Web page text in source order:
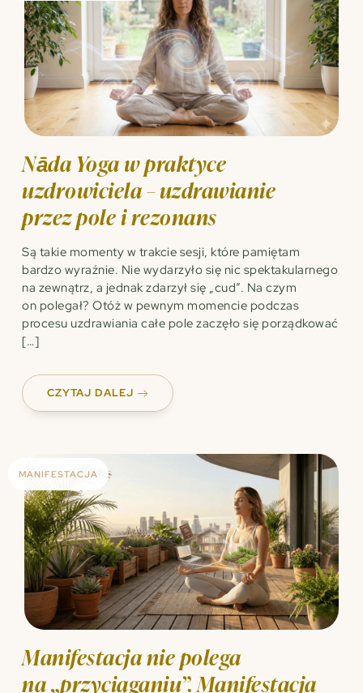
Nāda Yoga w praktyce
uzdrowiciela – uzdrawianie
przez pole i rezonans
Są takie momenty w trakcie sesji, które pamiętam
bardzo wyraźnie. Nie wydarzyło się nic spektakularnego
na zewnątrz, a jednak zdarzył się „cud”. Na czym
on polegał? Otóż w pewnym momencie podczas
procesu uzdrawiania całe pole zaczęło się porządkować
[…]
CZYTAJ DALEJ
MANIFESTACJA
Manifestacja nie polega
na „przyciąganiu”. Manifestacja